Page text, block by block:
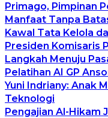
Primago, Pimpinan
Manfaat Tanpa
Kawal Tata Kelola
Presiden Komisaris
Langkah Menuju
Pelatihan AI GP
Yuni Indriany: Anak
Teknologi
Pengajian Al-Hikam